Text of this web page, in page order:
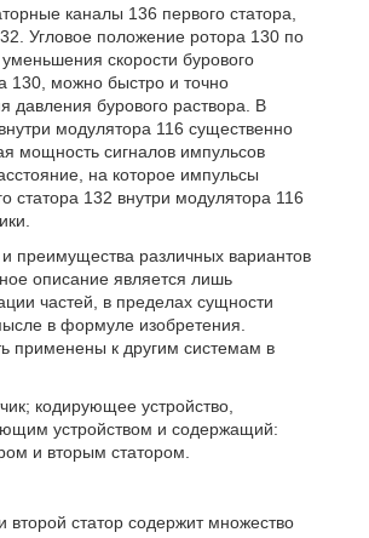
каналы 136 первого статора,
Угловое положение ротора 130 по
скорости бурового
130, можно быстро и точно
давления бурового раствора. В
модулятора 116 существенно
мощность сигналов импульсов
на которое импульсы
статора 132 внутри модулятора 116
преимущества различных вариантов
описание является лишь
частей, в пределах сущности
в формуле изобретения.
применены к другим системам в
кодирующее устройство,
устройством и содержащий:
и вторым статором.
статор содержит множество